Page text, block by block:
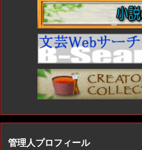
管理人プロフィール